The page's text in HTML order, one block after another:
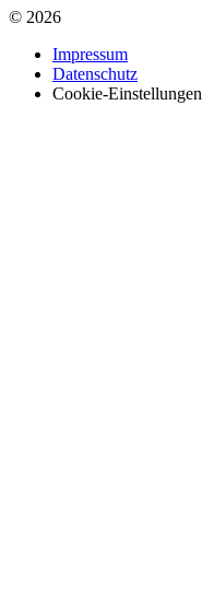
© 2026
Impressum
Datenschutz
Cookie-Einstellungen